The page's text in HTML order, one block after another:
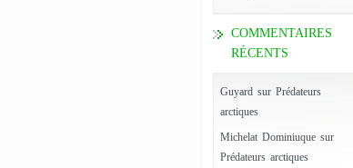
COMMENTAIRES
RÉCENTS
Guyard sur Prédateurs
arctiques
Michelat Dominiuquesur
Prédateurs arctiques